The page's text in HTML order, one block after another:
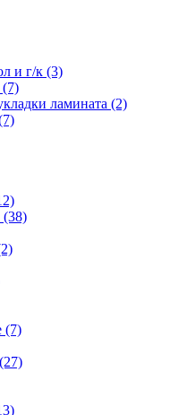
и г/к (3)
(7)
ламината (2)
(38)
(7)
(27)